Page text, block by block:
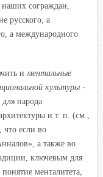
сограждан,
русского, а
а международного
и ментальные
культуры -
народа
и т. п. (см.,
если во
а также во
ключевым для
менталитета,